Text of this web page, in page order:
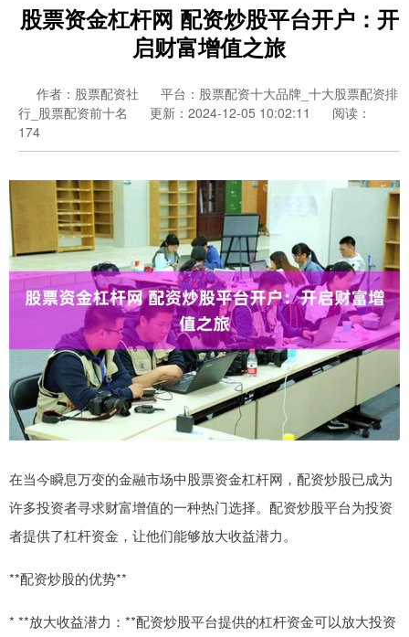
股票资金杠杆网 配资炒股平台开户：开
启财富增值之旅
作者：股票配资社
平台：股票配资十大品牌_十大股票配资排
行_股票配资前十名
更新：2024-12-05 10:02:11
阅读：
174
在当今瞬息万变的金融市场中股票资金杠杆网，配资炒股已成为
许多投资者寻求财富增值的一种热门选择。配资炒股平台为投资
者提供了杠杆资金，让他们能够放大收益潜力。
**配资炒股的优势**
* **放大收益潜力：**配资炒股平台提供的杠杆资金可以放大投资